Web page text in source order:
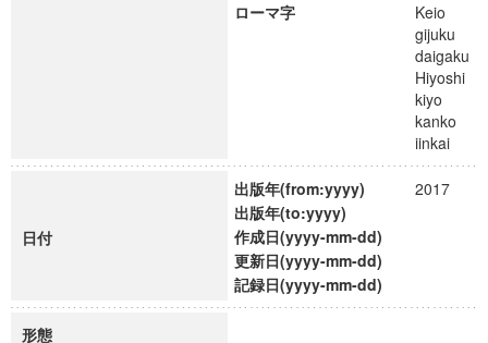
ローマ字
Keio
gijuku
daigaku
Hiyoshi
kiyo
kanko
iinkai
日付
出版年(from:yyyy)
2017
出版年(to:yyyy)
作成日(yyyy-mm-dd)
更新日(yyyy-mm-dd)
記録日(yyyy-mm-dd)
形態